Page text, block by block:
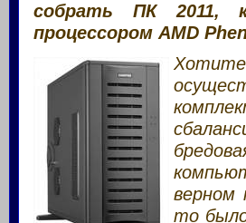
собрать ПК 2011,
процессором AMD
верном
то